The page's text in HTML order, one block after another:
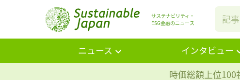
サステナビリティ・
ESG金融のニュース
ニュース インタビュー
時価総額上位100